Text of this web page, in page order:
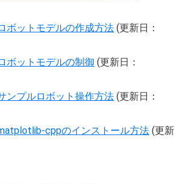
ボットモデルの作成方法 (更新日：
ボットモデルの制御 (更新日：
ンプルロボット操作方法 (更新日：
cppのインストール方法 (更新